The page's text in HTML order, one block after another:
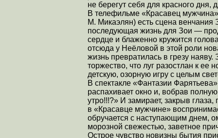
не берегут себя для красного
В телефильме «Красавец
М. Микаэлян) есть сцена
последующая жизнь для Зои —
сердце и блаженно кружится
отсюда у Неёловой в этой роли
жизнь превратилась в грезу
торжество, что луг разостлан к ее
детскую, озорную игру с целым
В спектакле «Фантазии
распахивает окно и, вобрав
утро!!!?» И замирает, закрыв
в «Красавце мужчине»
обручается с наступающим днем,
морозной свежестью, заветное
Острое чувство новизны бытия